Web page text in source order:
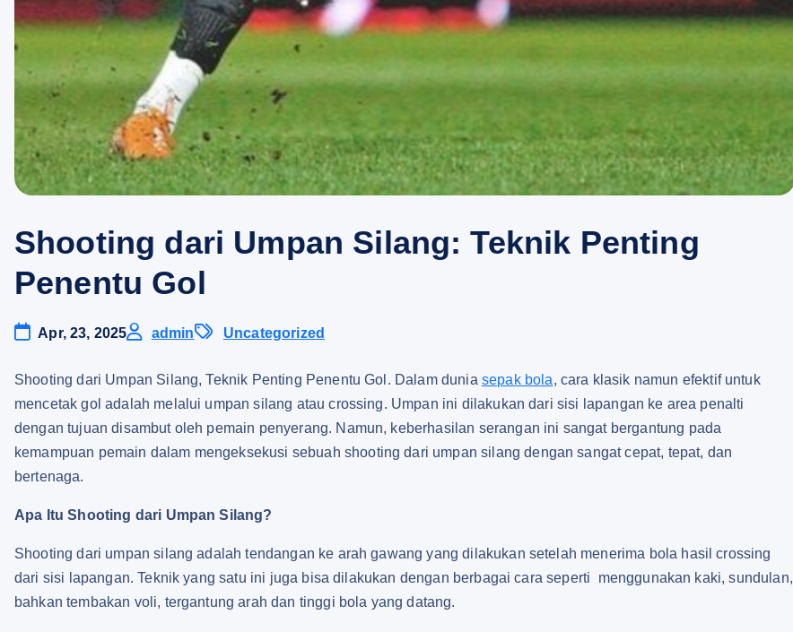
Shooting dari Umpan Silang: Teknik Penting
Penentu Gol
Apr, 23, 2025 admin Uncategorized
Shooting dari Umpan Silang, Teknik Penting Penentu Gol. Dalam dunia sepak bola, cara klasik namun efektif untuk
mencetak gol adalah melalui umpan silang atau crossing. Umpan ini dilakukan dari sisi lapangan ke area penalti
dengan tujuan disambut oleh pemain penyerang. Namun, keberhasilan serangan ini sangat bergantung pada
kemampuan pemain dalam mengeksekusi sebuah shooting dari umpan silang dengan sangat cepat, tepat, dan
bertenaga.
Apa Itu Shooting dari Umpan Silang?
Shooting dari umpan silang adalah tendangan ke arah gawang yang dilakukan setelah menerima bola hasil crossing
dari sisi lapangan. Teknik yang satu ini juga bisa dilakukan dengan berbagai cara seperti menggunakan kaki, sundulan,
bahkan tembakan voli, tergantung arah dan tinggi bola yang datang.